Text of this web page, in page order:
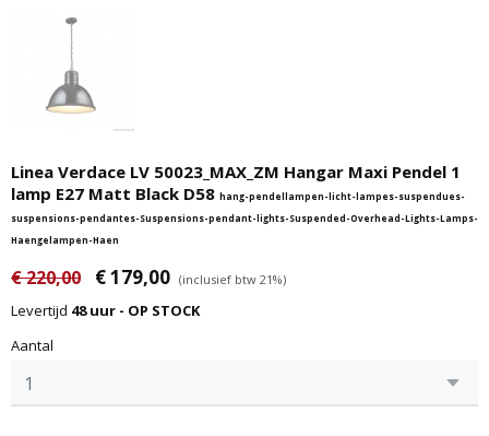
Linea Verdace LV 50023_MAX_ZM Hangar Maxi Pendel 1
lamp E27 Matt Black D58 hang-pendellampen-licht-lampes-suspendues-
suspensions-pendantes-Suspensions-pendant-lights-Suspended-Overhead-Lights-Lamps-
Haengelampen-Haen
€ 220,00 € 179,00 (inclusief btw 21%)
Levertijd 48 uur - OP STOCK
Aantal